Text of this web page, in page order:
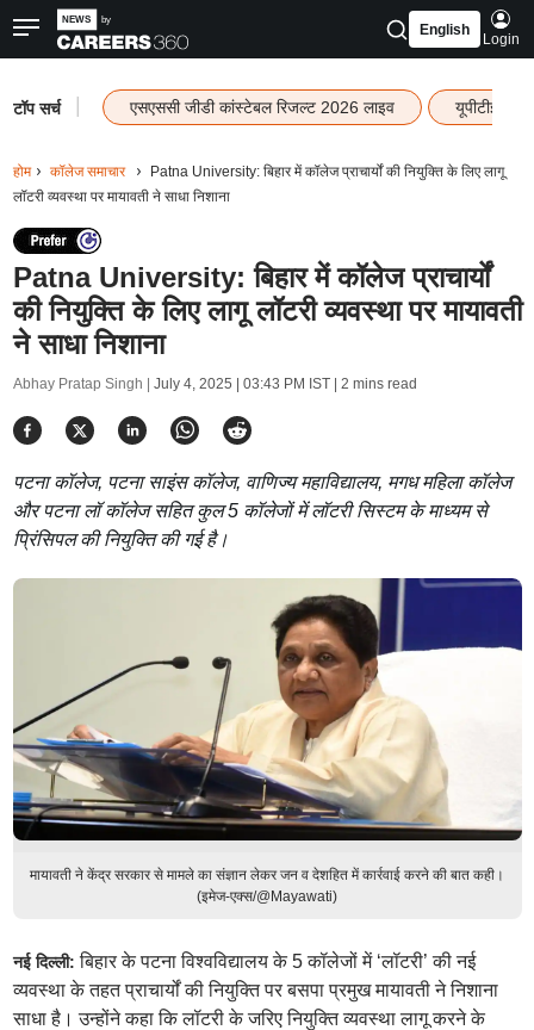
English
Login
टॉप सर्च एसएससी जीडी कांस्टेबल रिजल्ट 2026 लाइव यूपीटीईटी
होम कॉलेज समाचार
Patna University: बिहार में कॉलेज प्राचार्यों की नियुक्ति के लिए लागू
लॉटरी व्यवस्था पर मायावती ने साधा निशाना
Patna University: बिहार में कॉलेज प्राचार्यों
की नियुक्ति के लिए लागू लॉटरी व्यवस्था पर मायावती
ने साधा निशाना
Abhay Pratap Singh | July 4, 2025 | 03:43 PM IST| 2 mins read
पटना कॉलेज, पटना साइंस कॉलेज, वाणिज्य महाविद्यालय, मगध महिला कॉलेज
और पटना लॉ कॉलेज सहित कुल 5 कॉलेजों में लॉटरी सिस्टम के माध्यम से
प्रिंसिपल की नियुक्ति की गई है।
मायावती ने केंद्र सरकार से मामले का संज्ञान लेकर जन व देशहित में कार्रवाई करने की बात कही।
(इमेज-एक्स/@Mayawati)
नई दिल्ली: बिहार के पटना विश्वविद्यालय के 5 कॉलेजों में ‘लॉटरी’ की नई
व्यवस्था के तहत प्राचार्यों की नियुक्ति पर बसपा प्रमुख मायावती ने निशाना
साधा है। उन्होंने कहा कि लॉटरी के जरिए नियुक्ति व्यवस्था लागू करने के